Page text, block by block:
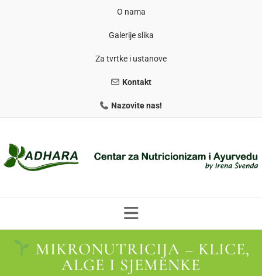
O nama
Galerije slika
Za tvrtke i ustanove
Kontakt
Nazovite nas!
PROGRAMI PREHRANE PRIRODNO MRŠAVLJENJE
MIKRONUTRICIJA – KLICE,
ALGE I SJEMENKE